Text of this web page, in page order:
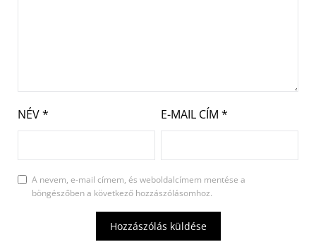
NÉV* E-MAIL CÍM *
A nevem, e-mail címem, és weboldalcímem mentése a
böngészőben a következő hozzászólásomhoz.